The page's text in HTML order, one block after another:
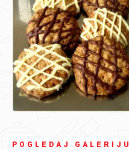
POGLEDAJ GALERIJU